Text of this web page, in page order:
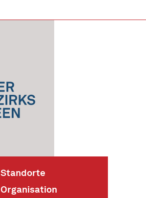
Standorte
Organisation